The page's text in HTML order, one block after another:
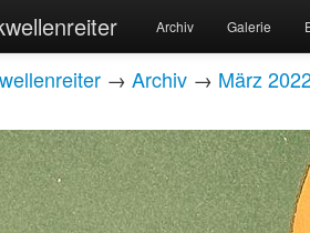
Archiv Galerie
→ Archiv → März